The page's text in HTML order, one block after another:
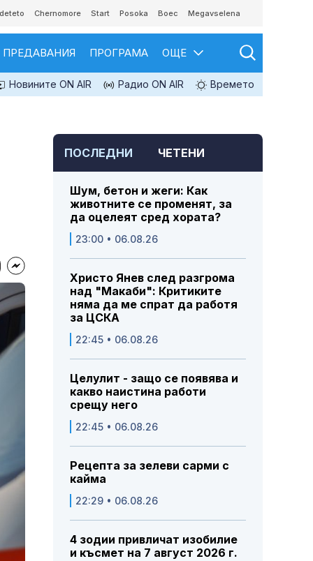
Chernomore Start Posoka Boec Megavselena
ПРЕДАВАНИЯ ПРОГРАМА ОЩЕ
Новините ON AIR Радио ON AIR Времето
ПОСЛЕДНИ ЧЕТЕНИ
Шум, бетон и жеги: Как
животните се променят, за
да оцелеят сред хората?
23:00 • 06.08.26
Христо Янев след разгрома
над "Макаби": Критиките
няма да ме спрат да работя
за ЦСКА
22:45 • 06.08.26
Целулит - защо се появява и
какво наистина работи
срещу него
22:45 • 06.08.26
Рецепта за зелеви сарми с
кайма
22:29 • 06.08.26
4 зодии привличат изобилие
и късмет на 7 август 2026 г.